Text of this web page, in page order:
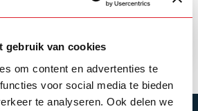
gebruik van cookies
om content en advertenties te
voor social media te bieden
te analyseren. Ook delen we
XG+